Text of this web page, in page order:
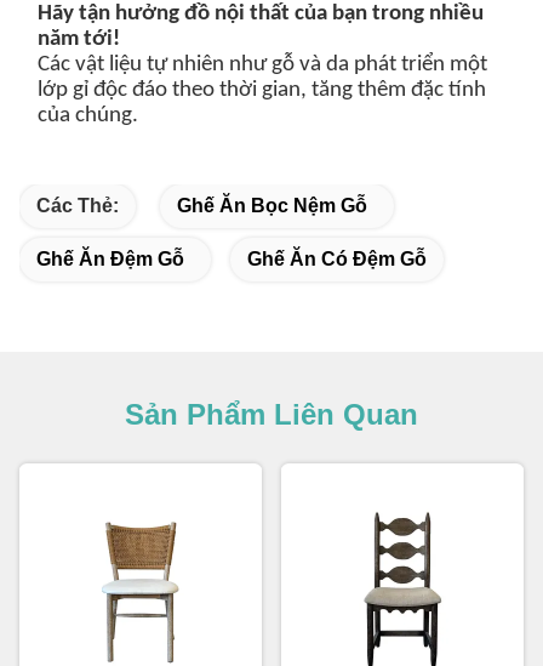
Hãy tận hưởng đồ nội thất của bạn trong nhiều
năm tới!
Các vật liệu tự nhiên như gỗ và da phát triển một
lớp gỉ độc đáo theo thời gian, tăng thêm đặc tính
của chúng.
Các Thẻ: Ghế Ăn Bọc Nệm Gỗ
Ghế Ăn Đệm Gỗ Ghế Ăn Có Đệm Gỗ
Sản Phẩm Liên Quan